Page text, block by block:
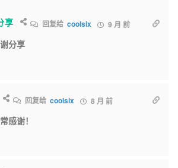
享 回复给 coolsix 9 月 前
分享
回复给 coolsix 8 月 前
感谢！